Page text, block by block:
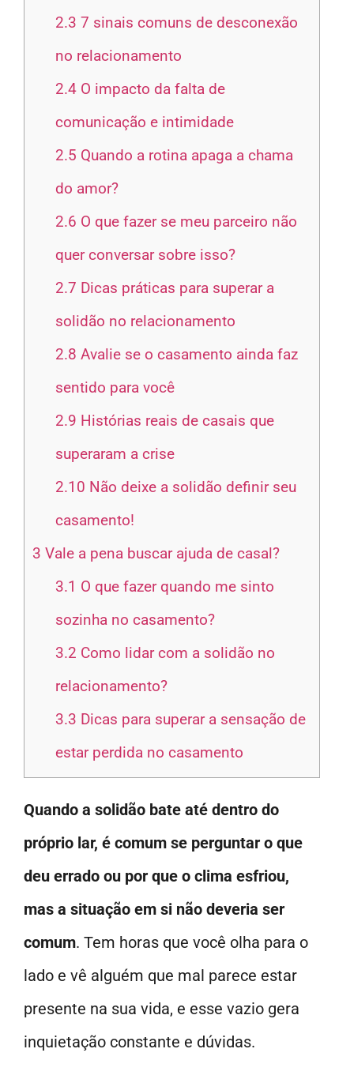
2.3 7 sinais comuns de desconexão
no relacionamento
2.4O impacto da falta de
comunicação e intimidade
2.5 Quando a rotina apaga a chama
do amor?
2.6 O que fazer se meu parceiro não
quer conversar sobre isso?
2.7 Dicas práticas para superar a
solidão no relacionamento
2.8 Avalie se o casamento ainda faz
sentido para você
2.9 Histórias reais de casais que
superaram a crise
2.10 Não deixe a solidão definir seu
casamento!
3 Vale a pena buscar ajuda de casal?
3.1 O que fazer quando me sinto
sozinha no casamento?
3.2 Como lidar com a solidão no
relacionamento?
3.3 Dicas para superar a sensação de
estar perdida no casamento
Quando a solidão bate até dentro do
próprio lar, é comum se perguntar o que
deu errado ou por que o clima esfriou,
mas a situação em si não deveria ser
comum. Tem horas que você olha para o
lado e vê alguém que mal parece estar
presente na sua vida, e esse vazio gera
inquietação constante e dúvidas.